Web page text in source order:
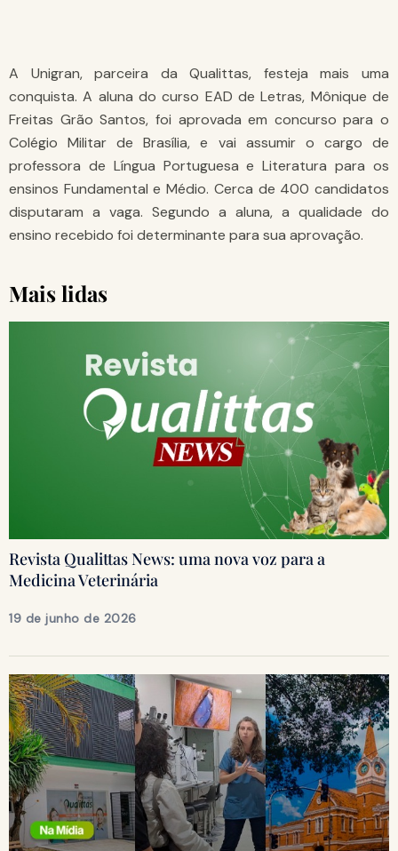
A Unigran, parceira da Qualittas, festeja mais uma
conquista. A aluna do curso EAD de Letras, Mônique de
Freitas Grão Santos, foi aprovada em concurso para o
Colégio Militar de Brasília, e vai assumir o cargo de
professora de Língua Portuguesa e Literatura para os
ensinos Fundamental e Médio. Cerca de 400 candidatos
disputaram a vaga. Segundo a aluna, a qualidade do
ensino recebido foi determinante para sua aprovação.
Mais lidas
Revista Qualittas News: uma nova voz para a
Medicina Veterinária
19 de junho de 2026